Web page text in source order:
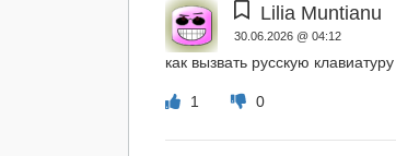
Lilia Muntianu
30.06.2026 @ 04:12
как вызвать русскую клавиатуру
1 0